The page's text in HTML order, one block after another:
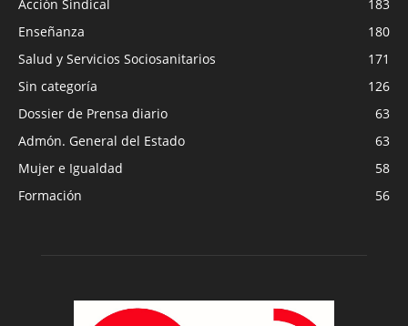
Acción Sindical
183
Enseñanza
180
Salud y Servicios Sociosanitarios
171
Sin categoría
126
Dossier de Prensa diario
63
Admón. General del Estado
63
Mujer e Igualdad
58
Formación
56